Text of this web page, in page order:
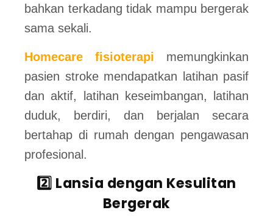
bahkan terkadang tidak mampu bergerak
sama sekali.
Homecare fisioterapi memungkinkan
pasien stroke mendapatkan latihan pasif
dan aktif, latihan keseimbangan, latihan
duduk, berdiri, dan berjalan secara
bertahap di rumah dengan pengawasan
profesional.
2️⃣ Lansia dengan Kesulitan
Bergerak